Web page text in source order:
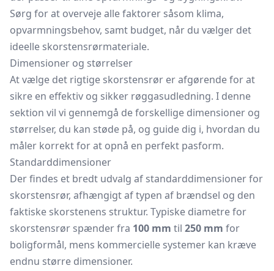
Sørg for at overveje alle faktorer såsom klima,
opvarmningsbehov, samt budget, når du vælger det
ideelle skorstensrørmateriale.
Dimensioner og størrelser
At vælge det rigtige skorstensrør er afgørende for at
sikre en effektiv og sikker røggasudledning. I denne
sektion vil vi gennemgå de forskellige dimensioner og
størrelser, du kan støde på, og guide dig i, hvordan du
måler korrekt for at opnå en perfekt pasform.
Standarddimensioner
Der findes et bredt udvalg af standarddimensioner for
skorstensrør, afhængigt af typen af brændsel og den
faktiske skorstenens struktur. Typiske diametre for
skorstensrør spænder fra 100 mm til 250 mm for
boligformål, mens kommercielle systemer kan kræve
endnu større dimensioner.